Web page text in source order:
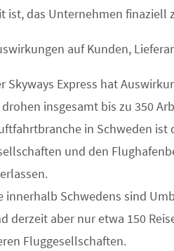
ist, das Unternehmen finaziell
auf Kunden,
Skyways Express hat
insgesamt bis zu 350
in Schweden
und den
innerhalb Schwedens sind
derzeit aber nur etwa 150
Fluggesellschaften.